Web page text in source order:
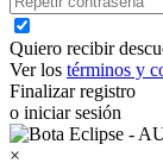
Quiero recibir
Ver los términos y
Finalizar registro
o iniciar sesión
×